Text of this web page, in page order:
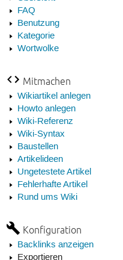
FAQ
Benutzung
Kategorie
Wortwolke
Mitmachen
Wikiartikel anlegen
Howto anlegen
Wiki-Referenz
Wiki-Syntax
Baustellen
Artikelideen
Ungetestete Artikel
Fehlerhafte Artikel
Rund ums Wiki
Konfiguration
Backlinks anzeigen
Exportieren